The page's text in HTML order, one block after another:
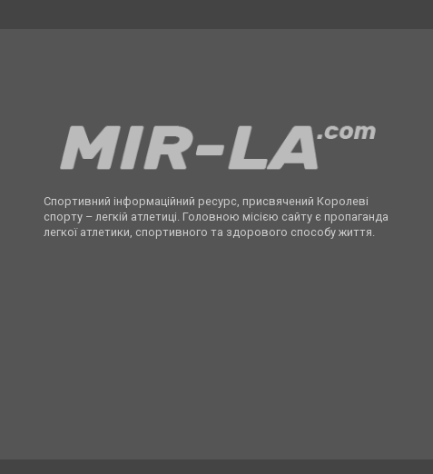
Спортивний інформаційний ресурс, присвячений Королеві
спорту – легкій атлетиці. Головною місією сайту є пропаганда
легкої атлетики, спортивного та здорового способу життя.